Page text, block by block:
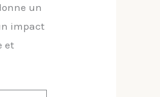
un
impact
et